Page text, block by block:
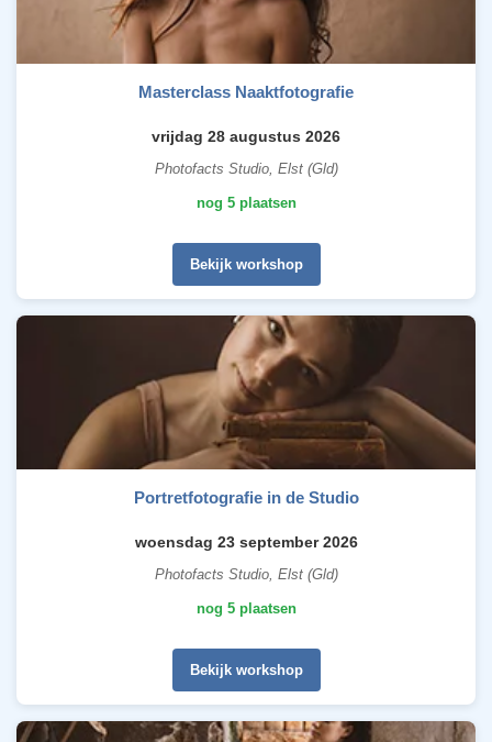
Masterclass Naaktfotografie
vrijdag 28 augustus 2026
Photofacts Studio, Elst (Gld)
nog 5 plaatsen
Bekijk workshop
Portretfotografie in de Studio
woensdag 23 september 2026
Photofacts Studio, Elst (Gld)
nog 5 plaatsen
Bekijk workshop